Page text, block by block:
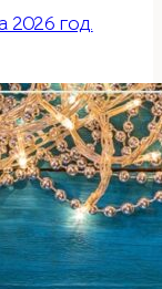
2026 год.